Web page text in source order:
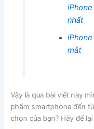
nhất
mắt
Vậy là qua bài viết này
phẩm smartphone đến
chọn của bạn? Hãy để